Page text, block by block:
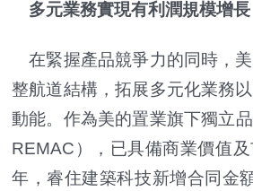
多元業務實現有利潤規模增長
在緊握產品競爭力的同時，
整航道結構，拓展多元化業務
動能。作為美的置業旗下獨立
REMAC），已具備商業價值
年，睿住建築科技新增合同金